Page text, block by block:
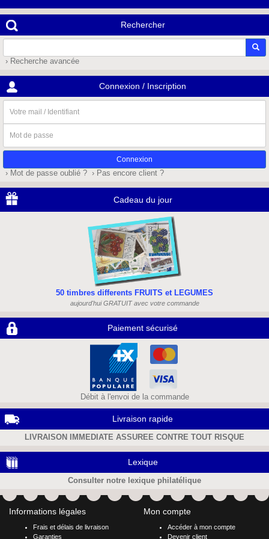
Rechercher
› Recherche avancée
Connexion / Inscription
mail
/
Identifiant
de
passe
› Mot de passe oublié ? › Pas encore client ?
Cadeau du jour
50 timbres differents FRUITS et LEGUMES
aujourd'hui GRATUIT avec votre commande
Paiement sécurisé
Débit à l'envoi de la commande
Livraison rapide
LIVRAISON IMMEDIATE ASSUREE CONTRE TOUT RISQUE
Lexique
Consulter notre lexique philatélique
Informations légales
Frais et délais de livraison
Garanties
Mon compte
Accéder à mon compte
Devenir client